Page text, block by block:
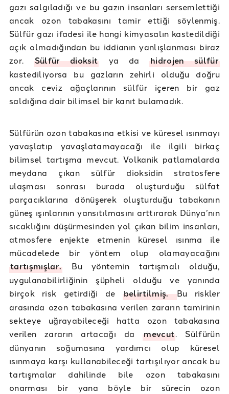
gazı salgıladığı ve bu gazın insanları sersemlettiği
ancak ozon tabakasını tamir ettiği söylenmiş.
Sülfür gazı ifadesi ile hangi kimyasalın kastedildiği
açık olmadığından bu iddianın yanlışlanması biraz
zor. Sülfür dioksit ya dahidrojen sülfür
kastediliyorsa bu gazların zehirli olduğu doğru
ancak ceviz ağaçlarının sülfür içeren bir gaz
saldığına dair bilimsel bir kanıt bulamadık.
Sülfürün ozon tabakasına etkisi ve küresel ısınmayı
yavaşlatıp yavaşlatamayacağı ile ilgili birkaç
bilimsel tartışma mevcut. Volkanik patlamalarda
meydana çıkan sülfür dioksidin stratosfere
ulaşması sonrası burada oluşturduğu sülfat
parçacıklarına dönüşerek oluşturduğu tabakanın
güneş ışınlarının yansıtılmasını arttırarak Dünya’nın
sıcaklığını düşürmesinden yol çıkan bilim insanları,
atmosfere enjekte etmenin küresel ısınma ile
mücadelede bir yöntem olup olamayacağını
tartışmışlar. Bu yöntemin tartışmalı olduğu,
uygulanabilirliğinin şüpheli olduğu ve yanında
birçok risk getirdiği de belirtilmiş.Bu riskler
arasında ozon tabakasına verilen zararın tamirinin
sekteye uğrayabileceği hatta ozon tabakasına
verilen zararın artacağı damevcut. Sülfürün
dünyanın soğumasına yardımcı olup küresel
ısınmaya karşı kullanabileceği tartışılıyor ancak bu
tartışmalar dahilinde bile ozon tabakasını
onarması bir yana böyle bir sürecin ozon